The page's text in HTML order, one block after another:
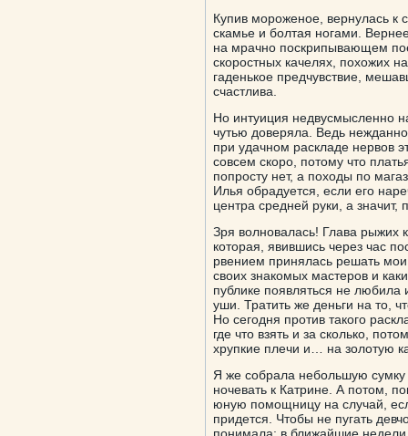
Купив мороженое, вернулась к
скамье и болтая ногами.
на мрачно поскрипывающем
скоростных качелях, похожих
гаденькое предчувствие,
счастлива.
Но интуиция недвусмысленно
чутью доверяла. Ведь
при удачном раскладе нервов
совсем скоро, потому что
попросту нет, а походы по
Илья обрадуется, если его
центра средней руки, а значит,
Зря волновалась! Глава рыжих
которая, явившись через час
рвением принялась решать
своих знакомых мастеров и
публике появляться не любила
уши. Тратить же деньги на то,
Но сегодня против такого
где что взять и за сколько,
хрупкие плечи и… на золотую
Я же собрала небольшую сумку
ночевать к Катрине. А потом,
юную помощницу на случай,
придется. Чтобы не пугать